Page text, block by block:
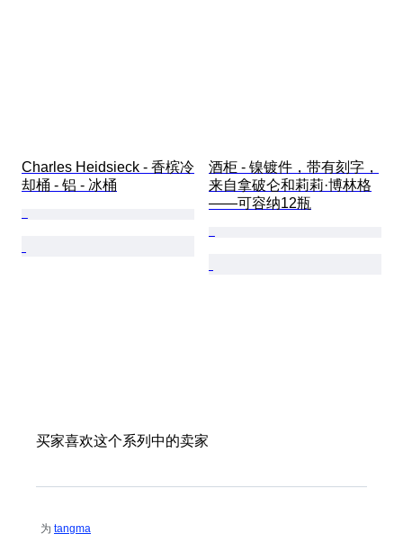
Charles Heidsieck - 香槟冷
却桶 - 铝 - 冰桶
酒柜 - 镍镀件，带有刻字，
来自拿破仑和莉莉·博林格
——可容纳12瓶
买家喜欢这个系列中的卖家
为 tangma